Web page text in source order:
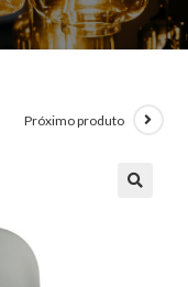
Próximo produto